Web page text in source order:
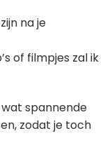
na je
of filmpjes zal ik
wat spannende
zodat je toch